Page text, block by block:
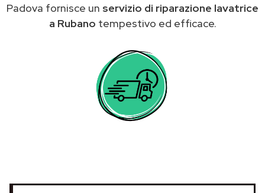
Padova fornisce un servizio di riparazione lavatrice
a Rubano tempestivo ed efficace.